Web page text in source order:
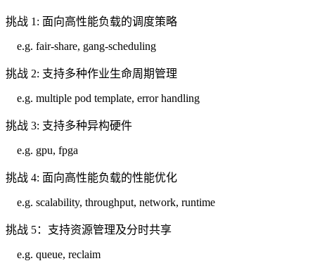
挑战 1: 面向高性能负载的调度策略
e.g. fair-share, gang-scheduling
挑战 2: 支持多种作业生命周期管理
e.g. multiple pod template, error handling
挑战 3: 支持多种异构硬件
e.g. gpu, fpga
挑战 4: 面向高性能负载的性能优化
e.g. scalability, throughput, network, runtime
挑战 5：支持资源管理及分时共享
e.g. queue, reclaim